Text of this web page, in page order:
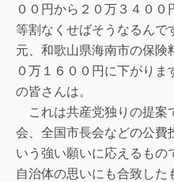
００円から２０万３４０
等割なくせばそうなるん
元、和歌山県海南市の保険
０万１６００円に下がり
の皆さんは。
これは共産党独りの提案
会、全国市長会などの公費
いう強い願いに応えるもの
自治体の思いにも合致し